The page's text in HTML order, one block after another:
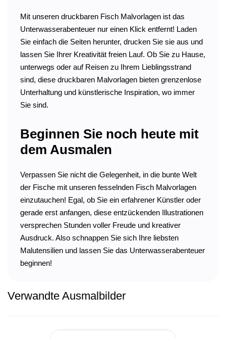
Mit unseren druckbaren Fisch Malvorlagen ist das
Unterwasserabenteuer nur einen Klick entfernt! Laden
Sie einfach die Seiten herunter, drucken Sie sie aus und
lassen Sie Ihrer Kreativität freien Lauf. Ob Sie zu Hause,
unterwegs oder auf Reisen zu Ihrem Lieblingsstrand
sind, diese druckbaren Malvorlagen bieten grenzenlose
Unterhaltung und künstlerische Inspiration, wo immer
Sie sind.
Beginnen Sie noch heute mit
dem Ausmalen
Verpassen Sie nicht die Gelegenheit, in die bunte Welt
der Fische mit unseren fesselnden Fisch Malvorlagen
einzutauchen! Egal, ob Sie ein erfahrener Künstler oder
gerade erst anfangen, diese entzückenden Illustrationen
versprechen Stunden voller Freude und kreativer
Ausdruck. Also schnappen Sie sich Ihre liebsten
Malutensilien und lassen Sie das Unterwasserabenteuer
beginnen!
Verwandte Ausmalbilder